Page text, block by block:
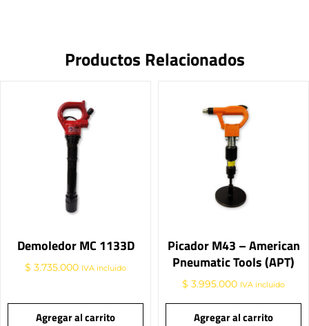
Productos Relacionados
Demoledor MC 1133D
$ 3.735.000 IVA incluido
Agregar al carrito
Picador M43 – American
Pneumatic Tools (APT)
$ 3.995.000 IVA incluido
Agregar al carrito